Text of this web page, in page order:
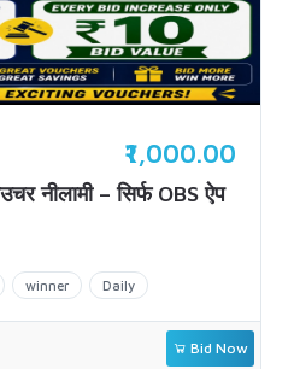
₹1,000.00
winner Daily
नीलामी – सिर्फ OBS ऐप
Bid Now